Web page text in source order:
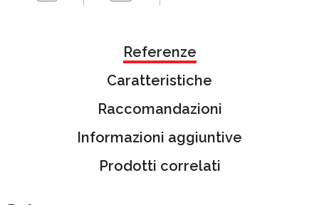
Referenze
Caratteristiche
Raccomandazioni
Informazioni aggiuntive
Prodotti correlati